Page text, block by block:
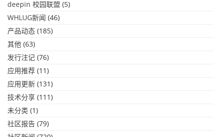
deepin 校园联盟 (5)
WHLUG新闻 (46)
产品动态 (185)
其他 (63)
发行注记 (76)
应用推荐 (11)
应用更新 (131)
技术分享 (111)
未分类 (1)
社区报告 (79)